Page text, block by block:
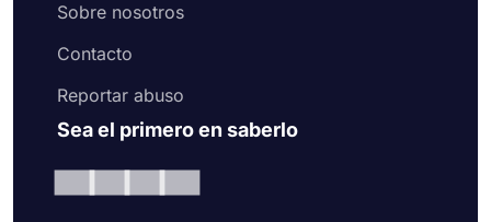
Sobre nosotros
Contacto
Reportar abuso
Sea el primero en saberlo